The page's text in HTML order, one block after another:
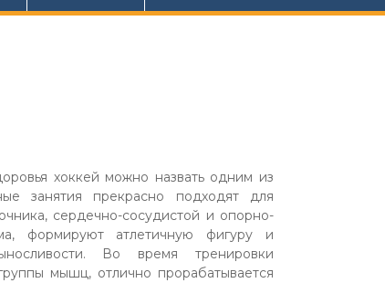
хоккей можно назвать одним из
занятия прекрасно подходят для
сердечно-сосудистой и опорно-
формируют атлетичную фигуру и
Во время тренировки
мышц, отлично прорабатывается